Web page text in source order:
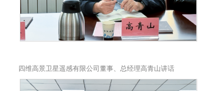
四维高景卫星遥感有限公司董事、总经理高青山讲话